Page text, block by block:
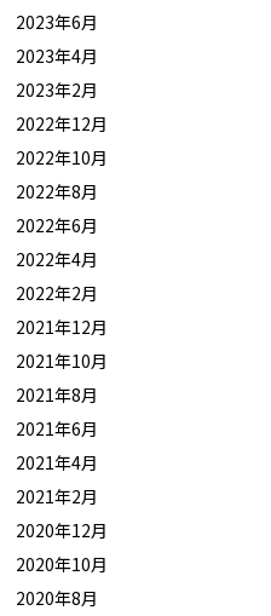
2023年6月
2023年4月
2023年2月
2022年12月
2022年10月
2022年8月
2022年6月
2022年4月
2022年2月
2021年12月
2021年10月
2021年8月
2021年6月
2021年4月
2021年2月
2020年12月
2020年10月
2020年8月